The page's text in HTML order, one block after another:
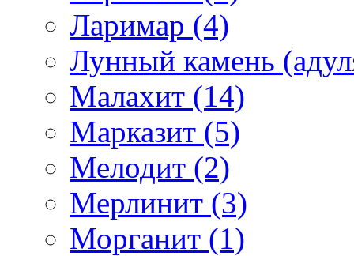
Ларимар (4)
Лунный камень
Малахит (14)
Марказит (5)
Мелодит (2)
Мерлинит (3)
Морганит (1)